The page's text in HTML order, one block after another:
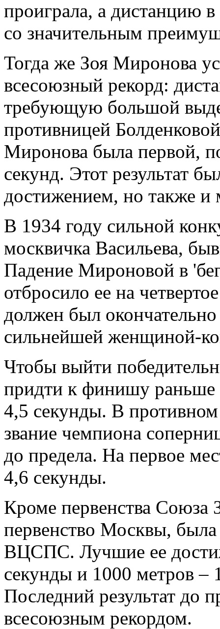
проиграла, а дистанцию
со значительным
Тогда же Зоя Миронова
всесоюзный рекорд:
требующую большой
противницей
Миронова была первой,
секунд. Этот результат
достижением, но также
В 1934 году сильной
москвичка Васильева,
Падение Мироновой в
отбросило ее на
должен был
сильнейшей женщиной-
Чтобы выйти
придти к финишу раньше
4,5 секунды. В противном
звание чемпиона
до предела. На первое
4,6 секунды.
Кроме первенства Союза
первенство Москвы, была
ВЦСПС. Лучшие ее
секунды и 1000 метров –
Последний результат до
всесоюзным рекордом.